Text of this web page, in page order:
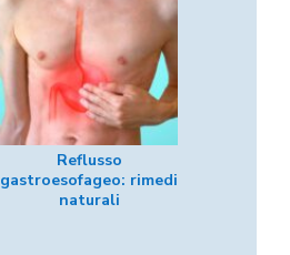
Reflusso
gastroesofageo: rimedi
naturali